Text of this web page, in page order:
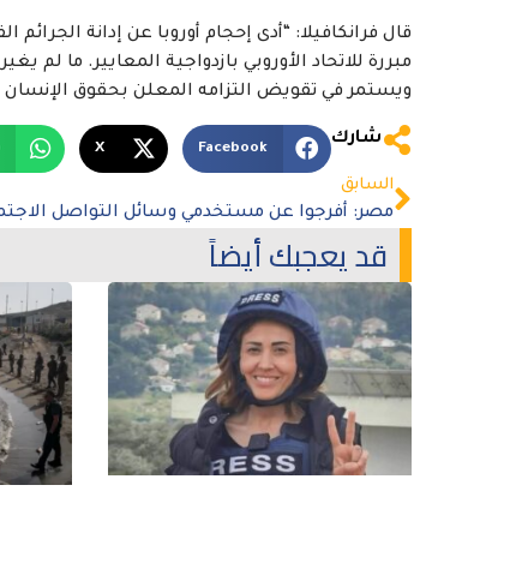
قال فرانكافيلا: “أدى إحجام أوروبا عن إدانة
مبررة للاتحاد الأوروبي بازدواجية المعايير. ما
ويستمر في تقويض التزامه المعلن بحقوق الإنسان
شارك
Facebook
X
السابق
قد يعجبك أيضاً